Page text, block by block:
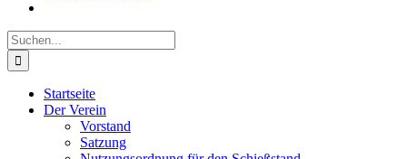
Suche
nach:
Startseite
Der Verein
Vorstand
Satzung